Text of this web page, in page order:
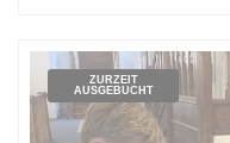
ZURZEIT
AUSGEBUCHT